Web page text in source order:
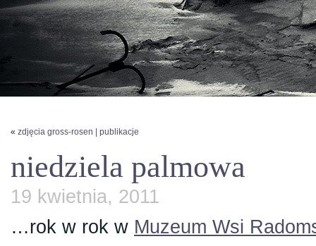
« zdjęcia gross-rosen | publikacje
niedziela palmowa
19 kwietnia, 2011
…rok w rok w Muzeum Wsi